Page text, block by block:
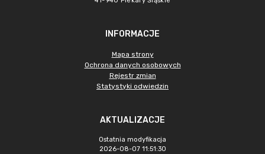
INFORMACJE
Mapa strony
Ochrona danych osobowych
Rejestr zmian
Statystyki odwiedzin
AKTUALIZACJE
Ostatnia modyfikacja
2026-08-07 11:51:30